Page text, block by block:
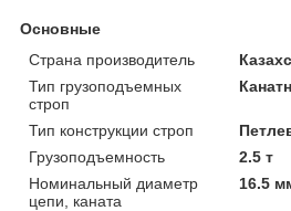
Основные
Страна производитель
Тип грузоподъемных
строп
Тип конструкции строп
Грузоподъемность
2.5 т
Номинальный диаметр
цепи, каната
16.5